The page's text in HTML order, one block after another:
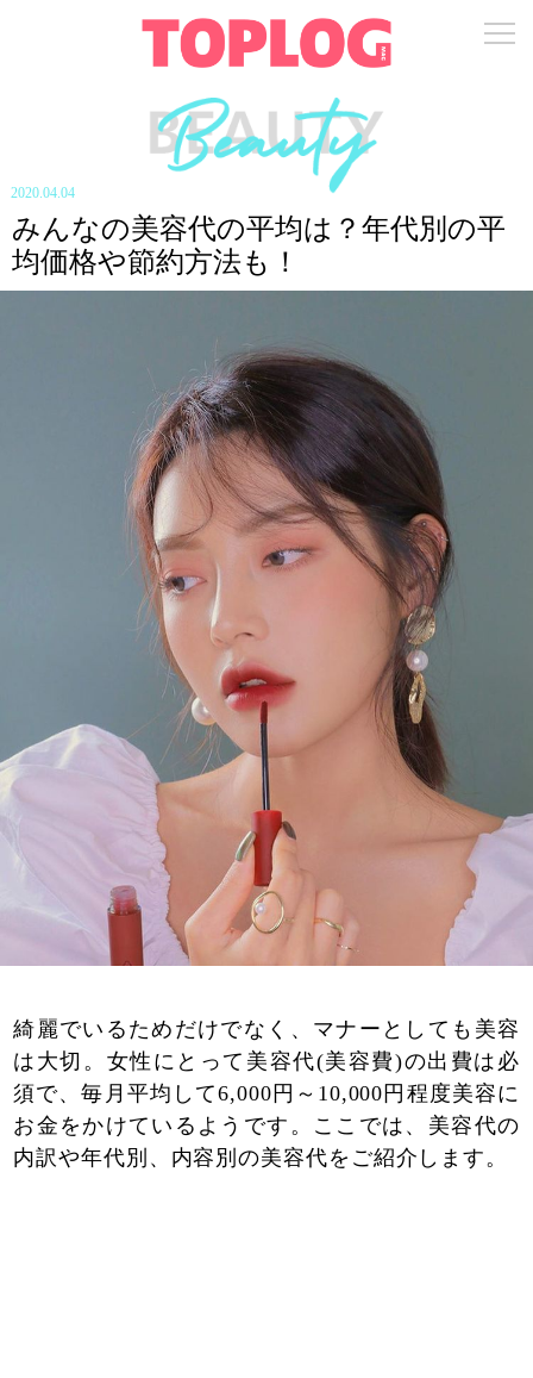
2020.04.04
みんなの美容代の平均は？年代別の平
均価格や節約方法も！
綺麗でいるためだけでなく、マナーとしても美容
は大切。女性にとって美容代(美容費)の出費は必
須で、毎月平均して6,000円～10,000円程度美容に
お金をかけているようです。ここでは、美容代の
内訳や年代別、内容別の美容代をご紹介します。